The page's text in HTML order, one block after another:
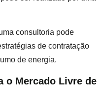
consultoria pode
de contratação
de energia.
o Mercado Livre de